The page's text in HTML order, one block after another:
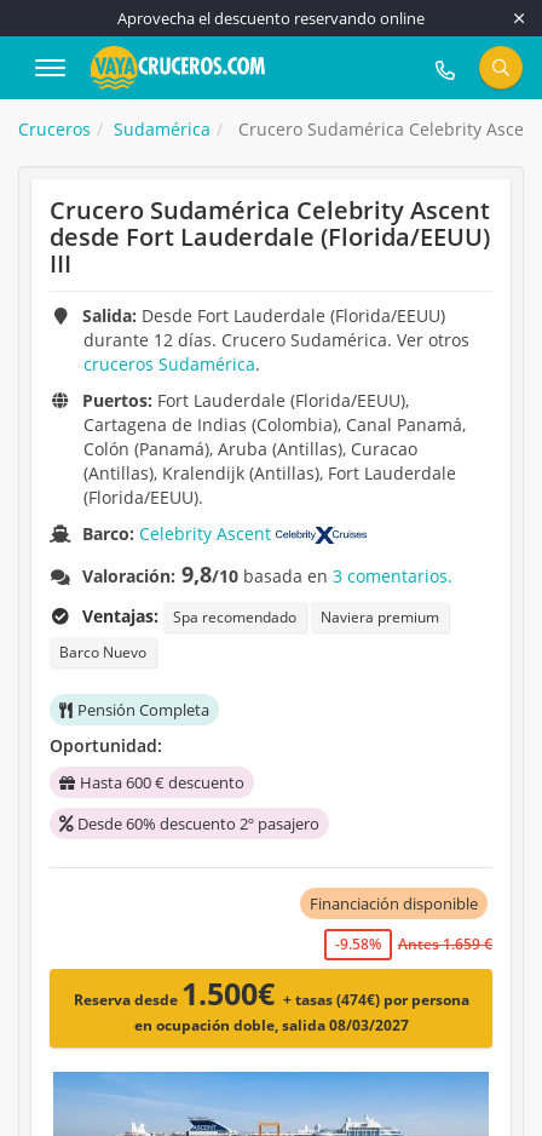
Aprovecha el descuento reservando online
917 815 555
Cruceros Sudamérica Crucero Sudamérica Celebrity
Crucero Sudamérica Celebrity Ascent
desde Fort Lauderdale (Florida/EEUU)
III
Salida: Desde Fort Lauderdale (Florida/EEUU)
durante 12 días. Crucero Sudamérica. Ver otros
cruceros Sudamérica.
Puertos: Fort Lauderdale (Florida/EEUU),
Cartagena de Indias (Colombia), Canal Panamá,
Colón (Panamá), Aruba (Antillas), Curacao
(Antillas), Kralendijk (Antillas), Fort Lauderdale
(Florida/EEUU).
Barco:Celebrity Ascent
Valoración: 9,8/10 basada en3 comentarios.
Ventajas:
Spa recomendado
Naviera premium
Barco Nuevo
Pensión Completa
Oportunidad:
Hasta 600 € descuento
Desde 60% descuento 2º pasajero
Financiación disponible
-9.58% Antes 1.659 €
Reserva desde 1.500€ + tasas (474€) por persona
en ocupación doble, salida 08/03/2027